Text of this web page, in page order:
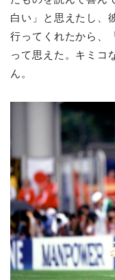
白い」と思えたし、
行ってくれたから、
って思えた。キミコ
ん。